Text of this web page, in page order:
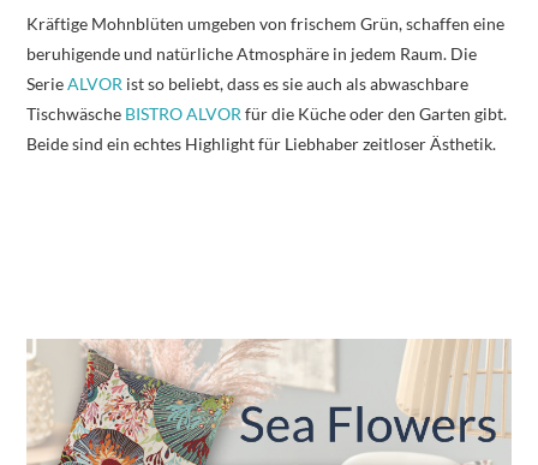
Kräftige Mohnblüten umgeben von frischem Grün, schaffen eine
beruhigende und natürliche Atmosphäre in jedem Raum. Die
SerieALVOR ist so beliebt, dass es sie auch als abwaschbare
Tischwäsche BISTRO ALVOR für die Küche oder den Garten gibt.
Beide sind ein echtes Highlight für Liebhaber zeitloser Ästhetik.